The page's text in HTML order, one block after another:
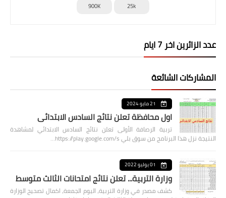
25k
900K
عدد الزائرين اخر 7 ايام
المشاركات الشائعة
21 مايو 2024
اول محافظة تعلن نتائج السادس الابتدائي
تربية الرصافة الأولى تعلن نتائج السادس الابتدائي لمشاهدة
النتيجة نزل هذا البرنامج من سوق بلي https://play.google.com/s…
01 يوليو 2022
وزارة التربية... تعلن نتائج امتحانات الثالث متوسط
كشف مصدر في وزارة التربية، اليوم الجمعة، اكمال تصحيح الوزارة